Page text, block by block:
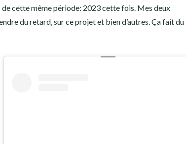
cette même période: 2023 cette fois. Mes deux
du retard, sur ce projet et bien d’autres. Ça fait